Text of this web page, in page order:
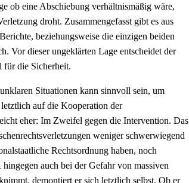
ob eine Abschiebung verhältnismäßig wäre,
droht. Zusammengefasst gibt es aus
beziehungsweise die einzigen beiden
Vor dieser ungeklärten Lage entscheidet der
die Sicherheit.
Situationen kann sinnvoll sein, um
auf die Kooperation der
eher: Im Zweifel gegen die Intervention. Das
weniger schwerwiegend
Rechtsordnung haben, noch
auch bei der Gefahr von massiven
demontiert er sich letztlich selbst. Ob er